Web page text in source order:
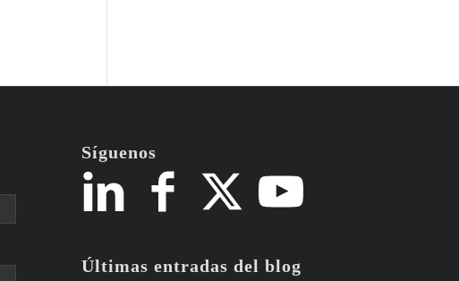
Síguenos
Últimas entradas del blog